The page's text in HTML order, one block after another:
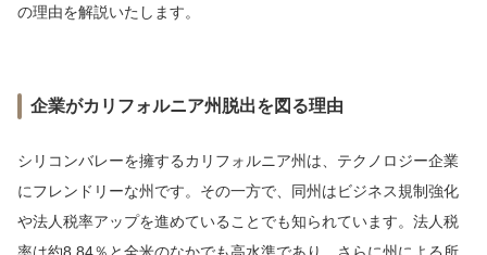
の理由を解説いたします。
企業がカリフォルニア州脱出を図る理由
シリコンバレーを擁するカリフォルニア州は、テクノロジー企業
にフレンドリーな州です。その一方で、同州はビジネス規制強化
や法人税率アップを進めていることでも知られています。法人税